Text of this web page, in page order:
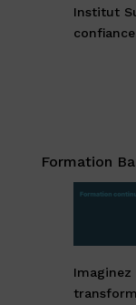
Institut
Formation